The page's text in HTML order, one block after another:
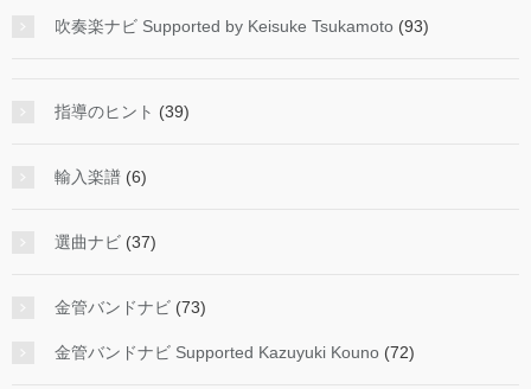
吹奏楽ナビ Supported by Keisuke Tsukamoto (93)
指導のヒント (39)
輸入楽譜 (6)
選曲ナビ (37)
金管バンドナビ (73)
金管バンドナビ Supported Kazuyuki Kouno (72)